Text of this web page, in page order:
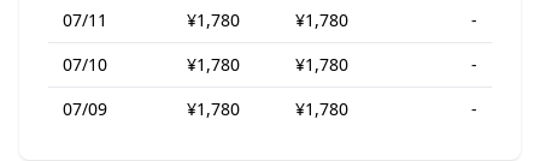
07/11
¥1,780 ¥1,780
-
07/10
¥1,780 ¥1,780
-
07/09
¥1,780 ¥1,780 -